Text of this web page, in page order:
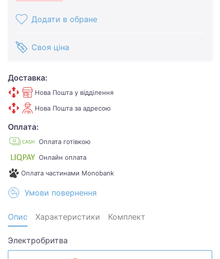
Додати в обране
Своя ціна
Доставка:
Нова Пошта у відділення
Нова Пошта за адресою
Оплата:
Оплата готівкою
Онлайн оплата
Оплата частинами Monobank
Умови повернення
Опис Характеристики Комплект
Электробритва